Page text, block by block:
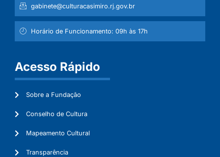
gabinete@culturacasimiro.rj.gov.br
Horário de Funcionamento: 09h às 17h
Acesso Rápido
Sobre a Fundação
Conselho de Cultura
Mapeamento Cultural
Transparência